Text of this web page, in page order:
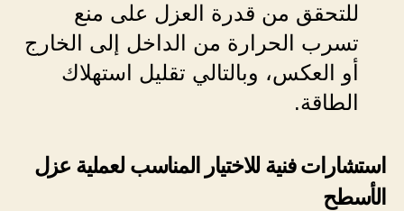
للتحقق من قدرة العزل على منع
تسرب الحرارة من الداخل إلى الخارج
أو العكس، وبالتالي تقليل استهلاك
الطاقة.
استشارات فنية للاختيار المناسب لعملية عزل
الأسطح